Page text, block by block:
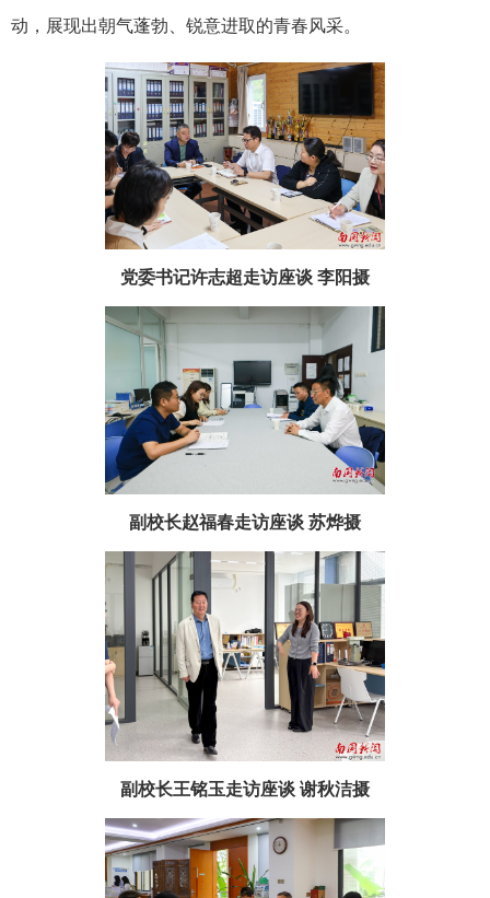
动，展现出朝气蓬勃、锐意进取的青春风采。
党委书记许志超走访座谈 李阳摄
副校长赵福春走访座谈 苏烨摄
副校长王铭玉走访座谈 谢秋洁摄